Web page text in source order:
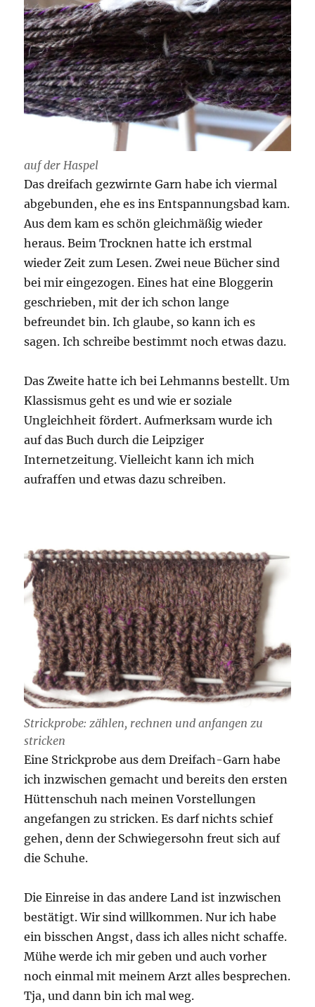
auf der Haspel
Das dreifach gezwirnte Garn habe ich viermal
abgebunden, ehe es ins Entspannungsbad kam.
Aus dem kam es schön gleichmäßig wieder
heraus. Beim Trocknen hatte ich erstmal
wieder Zeit zum Lesen. Zwei neue Bücher sind
bei mir eingezogen. Eines hat eine Bloggerin
geschrieben, mit der ich schon lange
befreundet bin. Ich glaube, so kann ich es
sagen. Ich schreibe bestimmt noch etwas dazu.
Das Zweite hatte ich bei Lehmanns bestellt. Um
Klassismus geht es und wie er soziale
Ungleichheit fördert. Aufmerksam wurde ich
auf das Buch durch die Leipziger
Internetzeitung. Vielleicht kann ich mich
aufraffen und etwas dazu schreiben.
Strickprobe: zählen, rechnen und anfangen zu
stricken
Eine Strickprobe aus dem Dreifach-Garn habe
ich inzwischen gemacht und bereits den ersten
Hüttenschuh nach meinen Vorstellungen
angefangen zu stricken. Es darf nichts schief
gehen, denn der Schwiegersohn freut sich auf
die Schuhe.
Die Einreise in das andere Land ist inzwischen
bestätigt. Wir sind willkommen. Nur ich habe
ein bisschen Angst, dass ich alles nicht schaffe.
Mühe werde ich mir geben und auch vorher
noch einmal mit meinem Arzt alles besprechen.
Tja, und dann bin ich mal weg.